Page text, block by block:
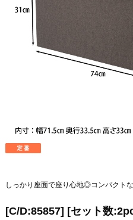
しっかり座面で座り心地◎コンパクト
[C/D:85857] [セット数